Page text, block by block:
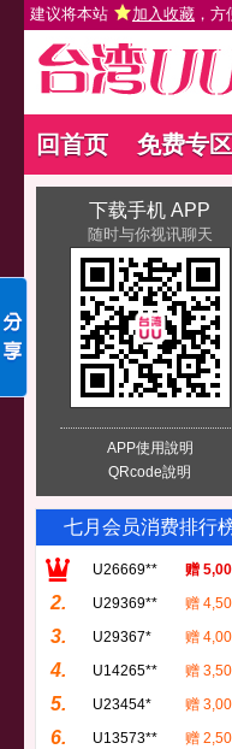
建议将本站 加入收藏 ，
回首页 免费专区
下载手机 APP
随时与你视讯聊天
APP使用說明
QRcode說明
七月会员消费排行
U26669** 赠
2. U29369** 赠
3. U29367* 赠
4. U14265** 赠
5. U23454* 赠
6. U13573** 赠